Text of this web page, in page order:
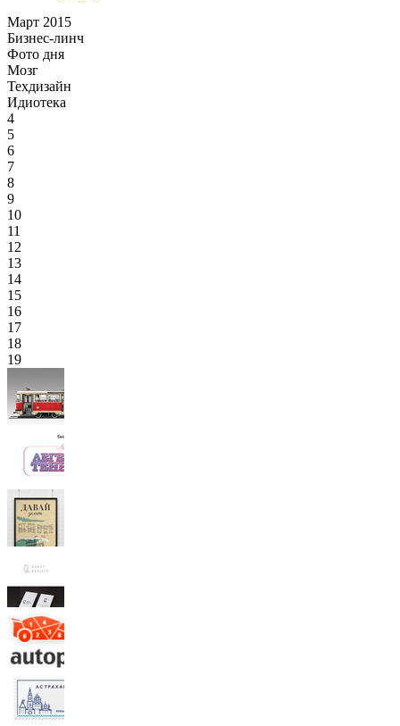
Март 2015
Бизнес-линч
Фото дня
Мозг
Техдизайн
Идиотека
4
5
6
7
8
9
10
11
12
13
14
15
16
17
18
19